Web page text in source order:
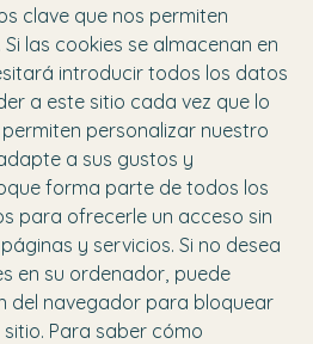
clave que nos permiten
las cookies se almacenan en
introducir todos los datos
a este sitio cada vez que lo
personalizar nuestro
a sus gustos y
forma parte de todos los
para ofrecerle un acceso sin
y servicios. Si no desea
en su ordenador, puede
del navegador para bloquear
Para saber cómo